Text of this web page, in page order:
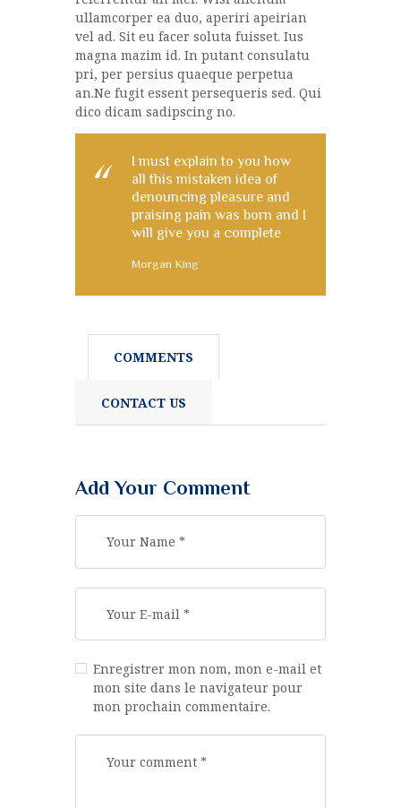
ullamcorper ea duo, aperiri apeirian
vel ad. Sit eu facer soluta fuisset. Ius
magna mazim id. In putant consulatu
pri, per persius quaeque perpetua
an.Ne fugit essent persequeris sed. Qui
dico dicam sadipscing no.
I must explain to you how
all this mistaken idea of
denouncing pleasure and
praising pain was born and I
will give you a complete
Morgan King
COMMENTS
CONTACT US
Add Your Comment
Enregistrer mon nom, mon e-mail et
mon site dans le navigateur pour
mon prochain commentaire.